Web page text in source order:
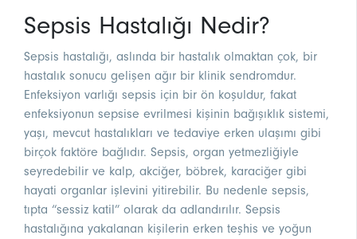
Sepsis Hastalığı Nedir?
Sepsis hastalığı, aslında bir hastalık olmaktan çok, bir
hastalık sonucu gelişen ağır bir klinik sendromdur.
Enfeksiyon varlığı sepsis için bir ön koşuldur, fakat
enfeksiyonun sepsise evrilmesi kişinin bağışıklık sistemi,
yaşı, mevcut hastalıkları ve tedaviye erken ulaşımı gibi
birçok faktöre bağlıdır. Sepsis, organ yetmezliğiyle
seyredebilir ve kalp, akciğer, böbrek, karaciğer gibi
hayati organlar işlevini yitirebilir. Bu nedenle sepsis,
tıpta “sessiz katil” olarak da adlandırılır. Sepsis
hastalığına yakalanan kişilerin erken teşhis ve yoğun